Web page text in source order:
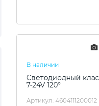
В наличии
Светодиодный
7-24V 120°
Артикул: 4604111200012